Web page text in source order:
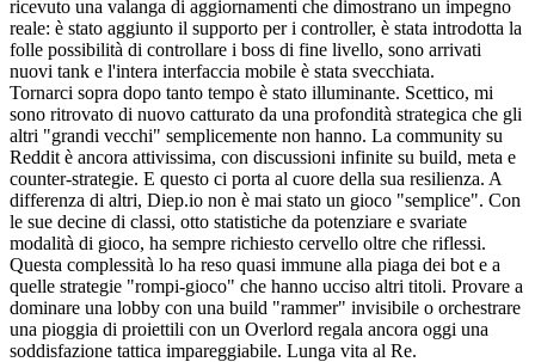
ricevuto una valanga di aggiornamenti che dimostrano un impegno
reale: è stato aggiunto il supporto per i controller, è stata introdotta la
folle possibilità di controllare i boss di fine livello, sono arrivati
nuovi tank e l'intera interfaccia mobile è stata svecchiata.
Tornarci sopra dopo tanto tempo è stato illuminante. Scettico, mi
sono ritrovato di nuovo catturato da una profondità strategica che gli
altri "grandi vecchi" semplicemente non hanno. La community su
Reddit è ancora attivissima, con discussioni infinite su build, meta e
counter-strategie. E questo ci porta al cuore della sua resilienza. A
differenza di altri, Diep.io non è mai stato un gioco "semplice". Con
le sue decine di classi, otto statistiche da potenziare e svariate
modalità di gioco, ha sempre richiesto cervello oltre che riflessi.
Questa complessità lo ha reso quasi immune alla piaga dei bot e a
quelle strategie "rompi-gioco" che hanno ucciso altri titoli. Provare a
dominare una lobby con una build "rammer" invisibile o orchestrare
una pioggia di proiettili con un Overlord regala ancora oggi una
soddisfazione tattica impareggiabile. Lunga vita al Re.